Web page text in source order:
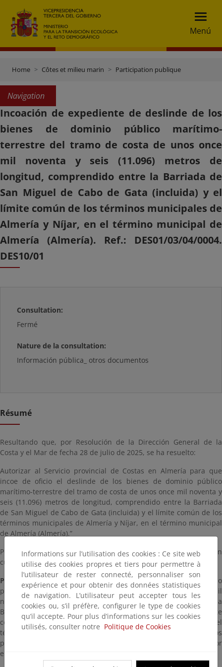
Menú
Home Côtes et milieu marin Participation publique
Navigation
Incoación de expediente de deslinde de los
bienes de dominio público marítimo-
terrestre del tramo de costa de unos once
mil noventa y seis (11.096) metros de
longitud, comprendido entre la Barriada de
San Miguel de Cabo de Gata (incluida) y el
límite común de los términos municipales de
Almería y Níjar, en el término municipal de
Almería (Almería). Ref.: DES01/03/04/0004.
DES10/01
Consultation:
Fermé
Nature de la consultation:
Información pública_ otros documentos
Résumé
Resultando que, por Resolución de la Dirección General de la
Costa y el Mar de fecha 28 de julio de 2025, se ha resuelto:
Autorizar al Servicio provincial de Costas en Almería para que
incoe de oficio el deslinde de los bienes de dominio público
marítimo-terrestre del tramo de costa de unos once mil noventa y
seis (11.096) metros de longitud, comprendido entre la Barriada
de San Miguel de Cabo de Gata (incluida) y el límite común de los
términos municipales de Almería y Níjar, en el término municipal
de Almería (Almería).”
Por todo lo cual, este Servicio Provincial de Costas ha resuelto en
cumplimiento de todo lo anterior:
Primero: Incoar expediente de deslinde de los bienes de dominio
público marítimo-terrestre del tramo de costa de unos once mil
noventa y seis (11.096) metros de longitud, comprendido entre la
Barriada de San Miguel de Cabo de Gata (incluida) y el límite
común de los términos municipales de Almería y Níjar, en el
término municipal de Almería (Almería), según se define en los
planos a escala 1/1000, fechados en abril de 2025 y firmados por
el Jefe del Servicio Provincial de Costas en Almería.
Informations sur l’utilisation des cookies : Ce site web
utilise des cookies propres et tiers pour permettre à
l’utilisateur de rester connecté, personnaliser son
expérience et pour obtenir des données statistiques
de navigation. L’utilisateur peut accepter tous les
cookies ou, s’il préfère, configurer le type de cookies
qu’il accepte. Pour plus d’informations sur les cookies
utilisés, consulter notre Politique de Cookies